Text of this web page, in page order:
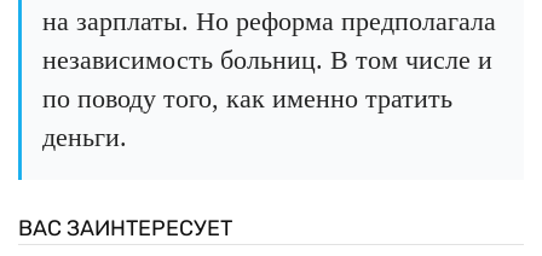
на зарплаты. Но реформа предполагала
независимость больниц. В том числе и
по поводу того, как именно тратить
деньги.
ВАС ЗАИНТЕРЕСУЕТ